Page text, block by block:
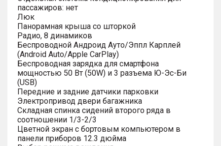
пассажиров: нет
Люк
Панорамная крыша со шторкой
Радио, 8 динамиков
Беспроводной Андроид Ауто/Эппл Карплей
(Android Auto/Apple CarPlay)
Беспроводная зарядка для смартфона
мощностью 50 Вт (50W) и 3 разъема Ю-Эс-Би
(USB)
Передние и задние датчики парковки
Электропривод двери багажника
Складная спинка сидений второго ряда в
соотношении 1/3-2/3
Цветной экран с бортовым компьютером в
панели приборов 12.3 дюйма